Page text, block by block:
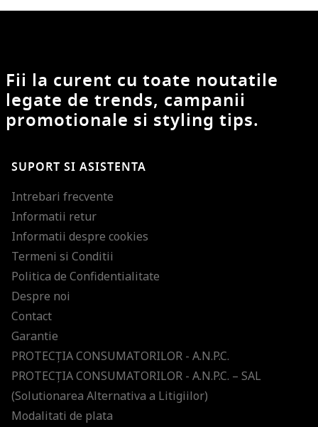
Fii la curent cu toate noutatile
legate de trends, campanii
promotionale si styling tips.
SUPORT SI ASISTENTA
Intrebari frecvente
Informatii retur
Informatii despre cookies
Termeni si Conditii
Politica de Confidentialitate
Despre noi
Contact
Garantie
PROTECŢIA CONSUMATORILOR - A.N.P.C.
PROTECŢIA CONSUMATORILOR - A.N.P.C. – SAL
(Solutionarea Alternativa a Litigiilor)
Modalitati de plata